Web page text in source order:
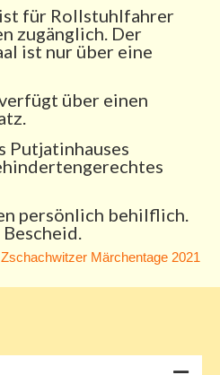
Zschachwitzer Märchentage 2021